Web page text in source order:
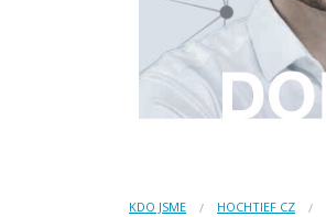
KDO JSME HOCHTIEF CZ